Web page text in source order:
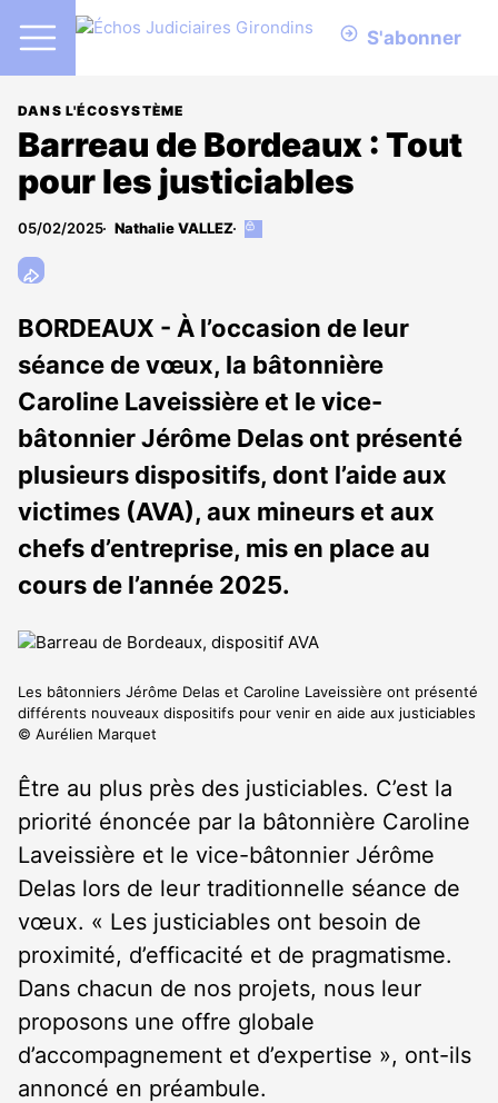
S'abonner
DANS L'ÉCOSYSTÈME
Barreau de Bordeaux : Tout
pour les justiciables
05/02/2025 Nathalie VALLEZ
Cet
abonnés
BORDEAUX - À l’occasion de leur
séance de vœux, la bâtonnière
Caroline Laveissière et le vice-
bâtonnier Jérôme Delas ont présenté
plusieurs dispositifs, dont l’aide aux
victimes (AVA), aux mineurs et aux
chefs d’entreprise, mis en place au
cours de l’année 2025.
Les bâtonniers Jérôme Delas et Caroline Laveissière ont présenté
différents nouveaux dispositifs pour venir en aide aux justiciables
© Aurélien Marquet
Être au plus près des justiciables. C’est la
priorité énoncée par la bâtonnière Caroline
Laveissière et le vice-bâtonnier Jérôme
Delas lors de leur traditionnelle séance de
vœux. « Les justiciables ont besoin de
proximité, d’efficacité et de pragmatisme.
Dans chacun de nos projets, nous leur
proposons une offre globale
d’accompagnement et d’expertise », ont-ils
annoncé en préambule.